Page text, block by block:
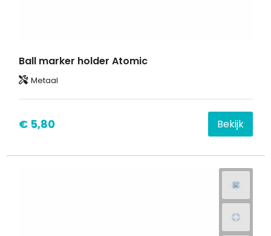
Ball marker holder Atomic
Metaal
€ 5,80 Bekijk